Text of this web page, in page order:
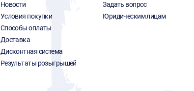
Новости
Условия покупки
Способы оплаты
Доставка
Дисконтная система
Результаты розыгрышей
Задать вопрос
Юридическим лицам